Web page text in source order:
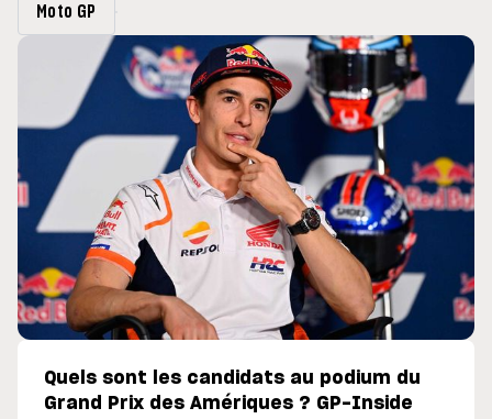
du GP de Grande-
Moto GP
Quels sont les candidats au podium du
Grand Prix des Amériques ? GP-Inside